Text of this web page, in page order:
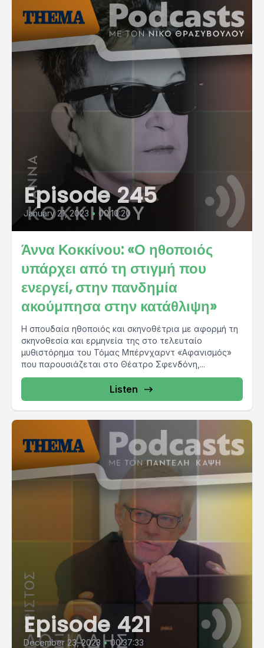
Episode 245
January 21, 2023 • 00:10:20
Άννα Κοκκίνου: «Ο ηθοποιός
υπάρχει από τη στιγμή που
ενεργεί, στην πανδημία
ακούμπησα στην κατάθλιψη»
Η σπουδαία ηθοποιός και σκηνοθέτρια με αφορμή τη
σκηνοθεσία και ερμηνεία της στο τελευταίο
μυθιστόρημα του Τόμας Μπέρνχαρντ «Αφανισμός»
που παρουσιάζεται στο Θέατρο Σφενδόνη,...
Listen
Episode 421
December 23, 2023 • 00:37:33